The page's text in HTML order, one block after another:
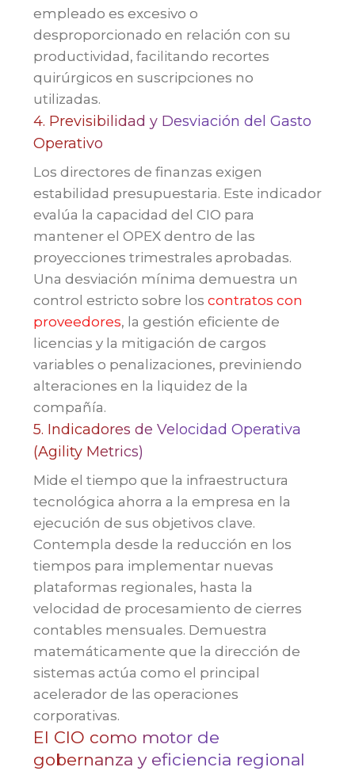
empleado es excesivo o
desproporcionado en relación con su
productividad, facilitando recortes
quirúrgicos en suscripciones no
utilizadas.
4. Previsibilidad y Desviación del Gasto
Operativo
Los directores de finanzas exigen
estabilidad presupuestaria. Este indicador
evalúa la capacidad del CIO para
mantener el OPEX dentro de las
proyecciones trimestrales aprobadas.
Una desviación mínima demuestra un
control estricto sobre los contratos con
proveedores, la gestión eficiente de
licencias y la mitigación de cargos
variables o penalizaciones, previniendo
alteraciones en la liquidez de la
compañía.
5. Indicadores de Velocidad Operativa
(Agility Metrics)
Mide el tiempo que la infraestructura
tecnológica ahorra a la empresa en la
ejecución de sus objetivos clave.
Contempla desde la reducción en los
tiempos para implementar nuevas
plataformas regionales, hasta la
velocidad de procesamiento de cierres
contables mensuales. Demuestra
matemáticamente que la dirección de
sistemas actúa como el principal
acelerador de las operaciones
corporativas.
El CIO como motor de
gobernanza y eficiencia regional